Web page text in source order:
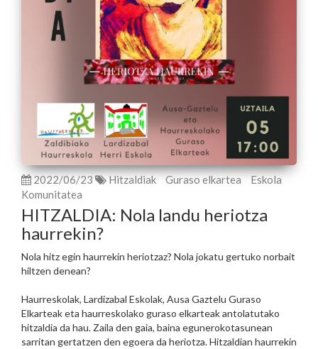
2022/06/23 Hitzaldiak Guraso elkartea
Eskola
Komunitatea
HITZALDIA: Nola landu heriotza
haurrekin?
Nola hitz egin haurrekin heriotzaz? Nola jokatu gertuko norbait
hiltzen denean?
Haurreskolak, Lardizabal Eskolak, Ausa Gaztelu Guraso
Elkarteak eta haurreskolako guraso elkarteak antolatutako
hitzaldia da hau. Zaila den gaia, baina egunerokotasunean
sarritan gertatzen den egoera da heriotza. Hitzaldian haurrekin